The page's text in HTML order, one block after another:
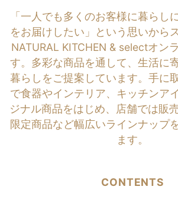
「一人でも多くのお客様に暮らし
をお届けしたい」という思いから
NATURAL KITCHEN & selectオン
す。多彩な商品を通して、生活に
暮らしをご提案しています。手に
で食器やインテリア、キッチンア
ジナル商品をはじめ、店舗では販
限定商品など幅広いラインナップ
ます。
CONTENTS